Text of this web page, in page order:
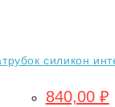
силикон
840,00 ₽